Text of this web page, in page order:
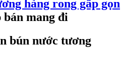
hàng rong gấp gọn
bán mang đi
bún nước tương